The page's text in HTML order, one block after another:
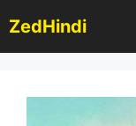
to
content
ZedHindi